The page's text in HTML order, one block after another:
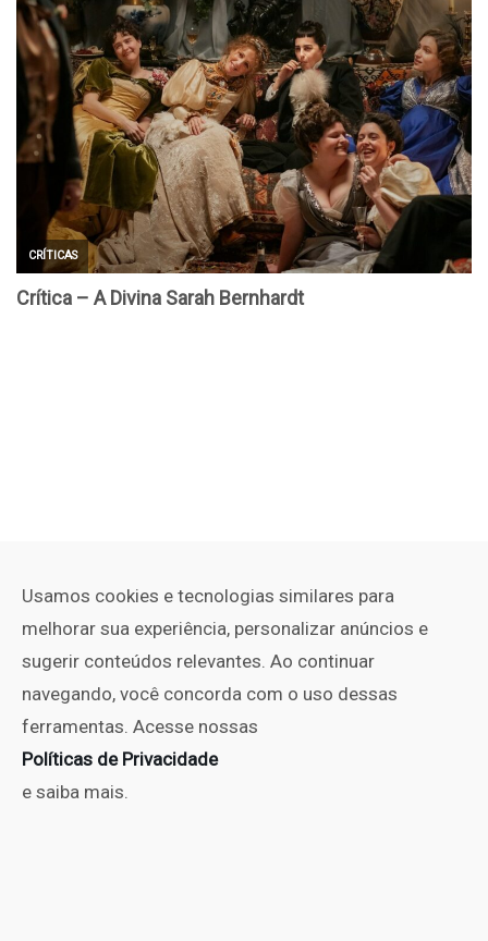
Usamos cookies e tecnologias similares para
melhorar sua experiência, personalizar anúncios e
sugerir conteúdos relevantes. Ao continuar
navegando, você concorda com o uso dessas
ferramentas. Acesse nossas
Políticas de Privacidade
e saiba mais.